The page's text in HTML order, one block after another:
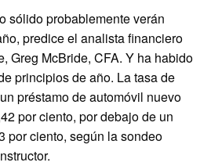
sólido probablemente verán
predice el analista financiero
Greg McBride, CFA. Y ha habido
principios de año. La tasa de
préstamo de automóvil nuevo
por ciento, por debajo de un
por ciento, según la sondeo